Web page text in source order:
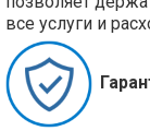
все услуги и